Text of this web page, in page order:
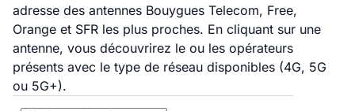
adresse des antennes Bouygues Telecom, Free,
Orange et SFR les plus proches. En cliquant sur une
antenne, vous découvrirez le ou les opérateurs
présents avec le type de réseau disponibles (4G, 5G
ou 5G+).